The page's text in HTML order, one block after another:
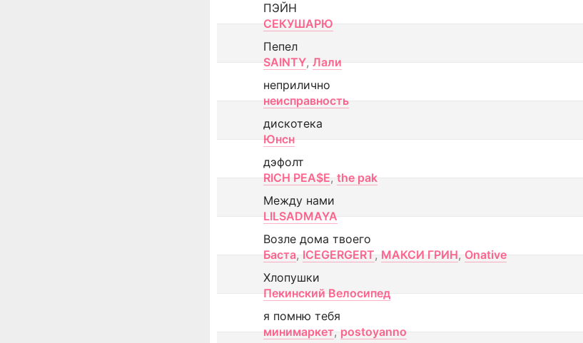
ПЭЙН
СЕКУШАРЮ
Пепел
SAINTY, Лали
неприлично
неисправность
дискотека
Юнсн
дэфолт
RICH PEA$E, the pak
Между нами
LILSADMAYA
Возле дома твоего
Баста, ICEGERGERT, МАКСИ ГРИН, Onative
Хлопушки
Пекинский Велосипед
я помню тебя
минимаркет, postoyanno